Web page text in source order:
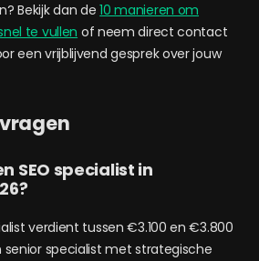
Bekijk dan de10 manieren om
te vullen of neem direct contact
een vrijblijvend gesprek over jouw
SEO specialist in
verdient tussen €3.100 en €3.800
senior specialist met strategische